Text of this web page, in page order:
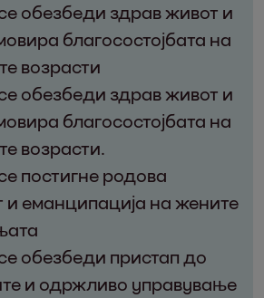
обезбеди здрав живот и
благосостојбата на
возрасти
обезбеди здрав живот и
благосостојбата на
возрасти.
постигне родова
и еманципација на жените
обезбеди пристап до
и одржливо управување